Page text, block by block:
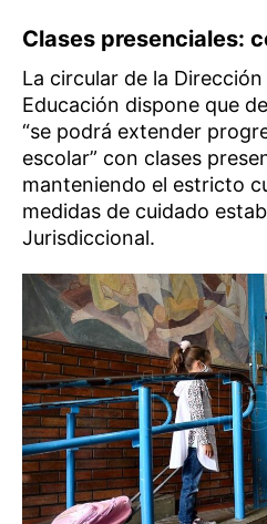
Clases presenciales:
La circular de la
Educación dispone que
“se podrá extender
escolar” con clases
manteniendo el estricto
medidas de cuidado
Jurisdiccional.